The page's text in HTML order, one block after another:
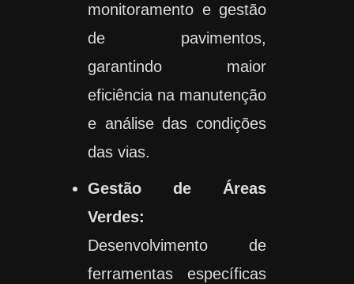
monitoramento e gestão
de pavimentos,
garantindo maior
eficiência na manutenção
e análise das condições
das vias.
Gestão de Áreas
Verdes:
Desenvolvimento de
ferramentas específicas